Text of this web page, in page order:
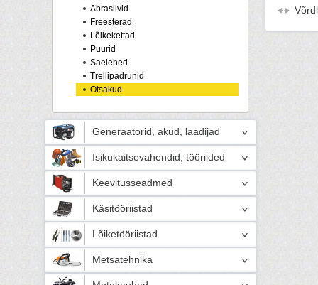
Abrasiivid
Freesterad
Lõikekettad
Puurid
Saelehed
Trellipadrunid
Otsakud
Generaatorid, akud, laadijad
Isikukaitsevahendid, tööriided
Keevitusseadmed
Käsitööriistad
Lõiketööriistad
Metsatehnika